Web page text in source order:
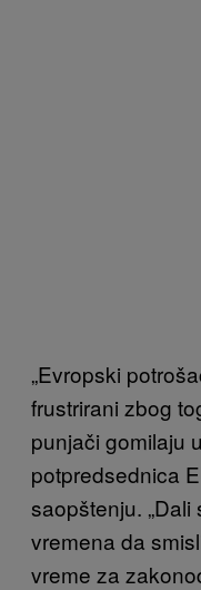
„Evropski
frustrirani zbog
punjači gomilaju
potpredsednica
saopštenju.
vremena da
vreme za